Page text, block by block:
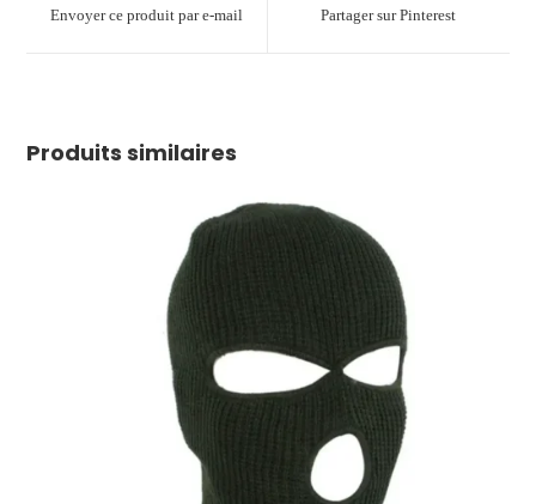
Envoyer ce produit par e-mail Partager sur Pinterest
Produits similaires